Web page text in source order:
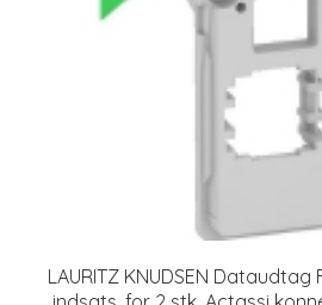
LAURITZ KNUDSEN Dataudtag